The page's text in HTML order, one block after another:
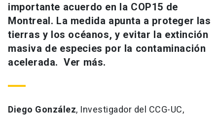
importante acuerdo en la COP15 de
Montreal. La medida apunta a proteger las
tierras y los océanos, y evitar la extinción
masiva de especies por la contaminación
acelerada. Ver más.
Diego González, Investigador del CCG-UC,